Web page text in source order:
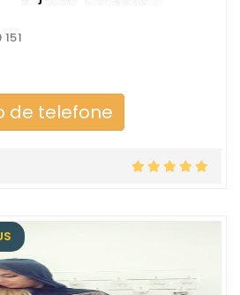
de telefone